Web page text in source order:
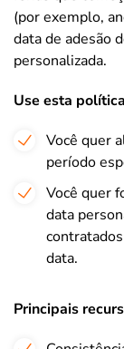
(por exemplo,
data de adesão
personalizada.
Use esta
Você quer
período
Você quer
data
data.
Principais